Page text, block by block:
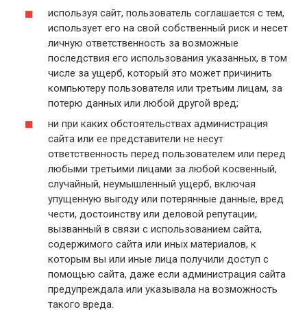
используя сайт, пользователь соглашается с тем,
использует его на свой собственный риск и несет
личную ответственность за возможные
последствия его использования указанных, в том
числе за ущерб, который это может причинить
компьютеру пользователя или третьим лицам, за
потерю данных или любой другой вред;
ни при каких обстоятельствах администрация
сайта или ее представители не несут
ответственность перед пользователем или перед
любыми третьими лицами за любой косвенный,
случайный, неумышленный ущерб, включая
упущенную выгоду или потерянные данные, вред
чести, достоинству или деловой репутации,
вызванный в связи с использованием сайта,
содержимого сайта или иных материалов, к
которым вы или иные лица получили доступ с
помощью сайта, даже если администрация сайта
предупреждала или указывала на возможность
такого вреда.